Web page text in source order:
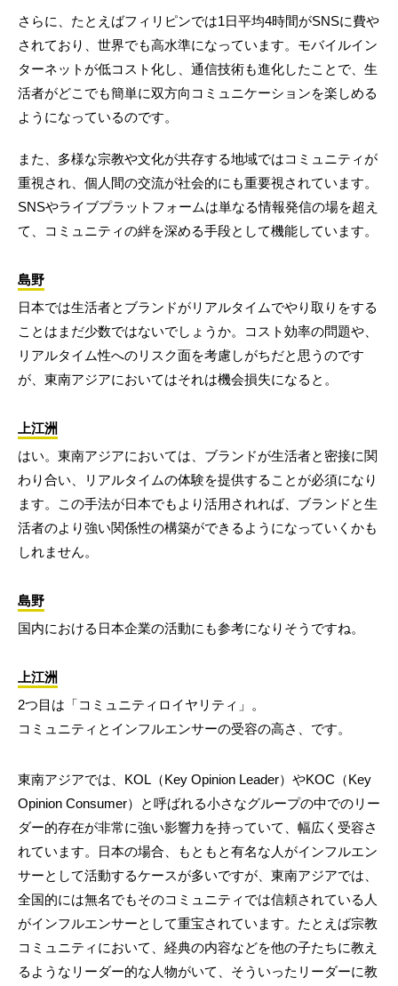
さらに、たとえばフィリピンでは1日平均4時間がSNSに費や
されており、世界でも高水準になっています。モバイルイン
ターネットが低コスト化し、通信技術も進化したことで、生
活者がどこでも簡単に双方向コミュニケーションを楽しめる
ようになっているのです。
また、多様な宗教や文化が共存する地域ではコミュニティが
重視され、個人間の交流が社会的にも重要視されています。
SNSやライブプラットフォームは単なる情報発信の場を超え
て、コミュニティの絆を深める手段として機能しています。
島野
日本では生活者とブランドがリアルタイムでやり取りをする
ことはまだ少数ではないでしょうか。コスト効率の問題や、
リアルタイム性へのリスク面を考慮しがちだと思うのです
が、東南アジアにおいてはそれは機会損失になると。
上江洲
はい。東南アジアにおいては、ブランドが生活者と密接に関
わり合い、リアルタイムの体験を提供することが必須になり
ます。この手法が日本でもより活用されれば、ブランドと生
活者のより強い関係性の構築ができるようになっていくかも
しれません。
島野
国内における日本企業の活動にも参考になりそうですね。
上江洲
2つ目は「コミュニティロイヤリティ」。
コミュニティとインフルエンサーの受容の高さ、です。
東南アジアでは、KOL（Key Opinion Leader）やKOC（Key
Opinion Consumer）と呼ばれる小さなグループの中でのリー
ダー的存在が非常に強い影響力を持っていて、幅広く受容さ
れています。日本の場合、もともと有名な人がインフルエン
サーとして活動するケースが多いですが、東南アジアでは、
全国的には無名でもそのコミュニティでは信頼されている人
がインフルエンサーとして重宝されています。たとえば宗教
コミュニティにおいて、経典の内容などを他の子たちに教え
るようなリーダー的な人物がいて、そういったリーダーに教